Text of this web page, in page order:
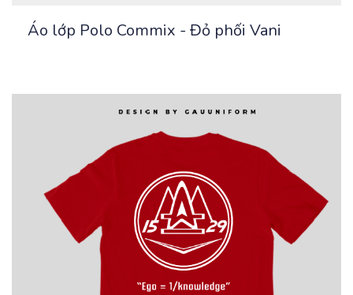
Áo lớp Polo Commix - Đỏ phối Vani